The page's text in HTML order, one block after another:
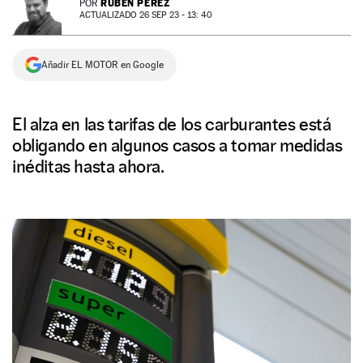
NEWSLETTER
SÍGUENOS
POR RUBÉN PÉREZ
ACTUALIZADO 26 SEP 23 - 13: 40
Añadir EL MOTOR en Google
El alza en las tarifas de los carburantes está
obligando en algunos casos a tomar medidas
inéditas hasta ahora.